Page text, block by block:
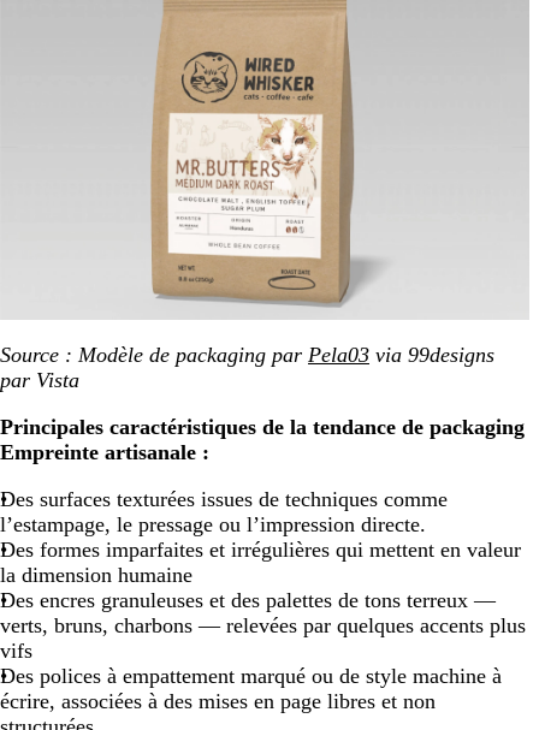
Source : Modèle de packaging par Pela03 via 99designs
par Vista
Principales caractéristiques de la tendance de packaging
Empreinte artisanale :
Des surfaces texturées issues de techniques comme
l’estampage, le pressage ou l’impression directe.
Des formes imparfaites et irrégulières qui mettent en valeur
la dimension humaine
Des encres granuleuses et des palettes de tons terreux —
verts, bruns, charbons — relevées par quelques accents plus
vifs
Des polices à empattement marqué ou de style machine à
écrire, associées à des mises en page libres et non